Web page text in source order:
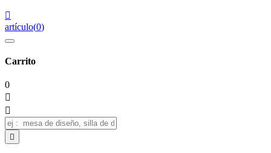

artículo(0)
Carrito
0


